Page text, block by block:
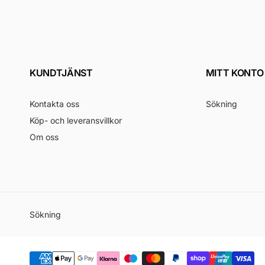
KUNDTJÄNST
Kontakta oss
Köp- och leveransvillkor
Om oss
MITT KONTO
Sökning
Sökning